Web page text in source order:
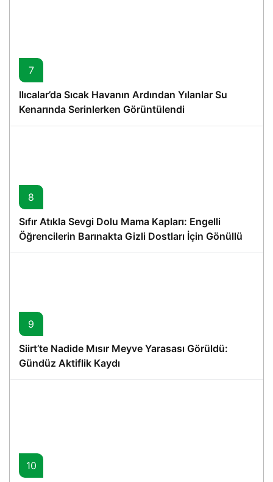
7
Ilıcalar’da Sıcak Havanın Ardından Yılanlar Su
Kenarında Serinlerken Görüntülendi
8
Sıfır Atıkla Sevgi Dolu Mama Kapları: Engelli
Öğrencilerin Barınakta Gizli Dostları İçin Gönüllü
Proje
9
Siirt’te Nadide Mısır Meyve Yarasası Görüldü:
Gündüz Aktiflik Kaydı
10